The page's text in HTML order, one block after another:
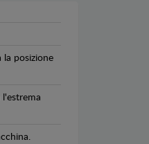
la posizione